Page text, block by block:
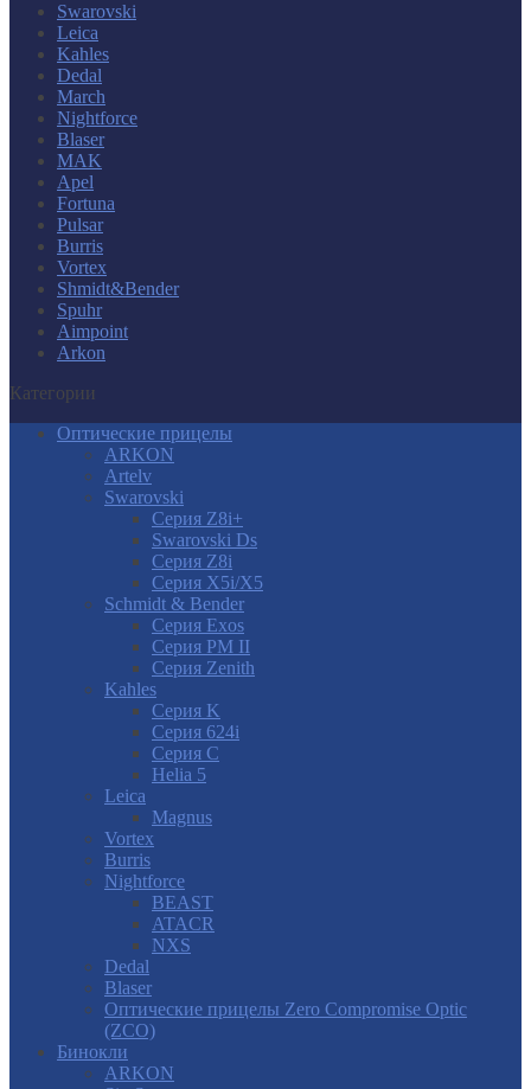
Swarovski
Leica
Kahles
Dedal
March
Nightforce
Blaser
MAK
Apel
Fortuna
Pulsar
Burris
Vortex
Shmidt&Bender
Spuhr
Aimpoint
Arkon
Категории
Оптические прицелы
ARKON
Artelv
Swarovski
Серия Z8i+
Swarovski Ds
Серия Z8i
Серия X5i/X5
Schmidt & Bender
Серия Exos
Серия PM II
Cерия Zenith
Kahles
Серия K
Серия 624i
Серия С
Helia 5
Leica
Magnus
Vortex
Burris
Nightforce
BEAST
ATACR
NXS
Dedal
Blaser
Оптические прицелы Zero Compromise Optic
(ZCO)
Бинокли
ARKON